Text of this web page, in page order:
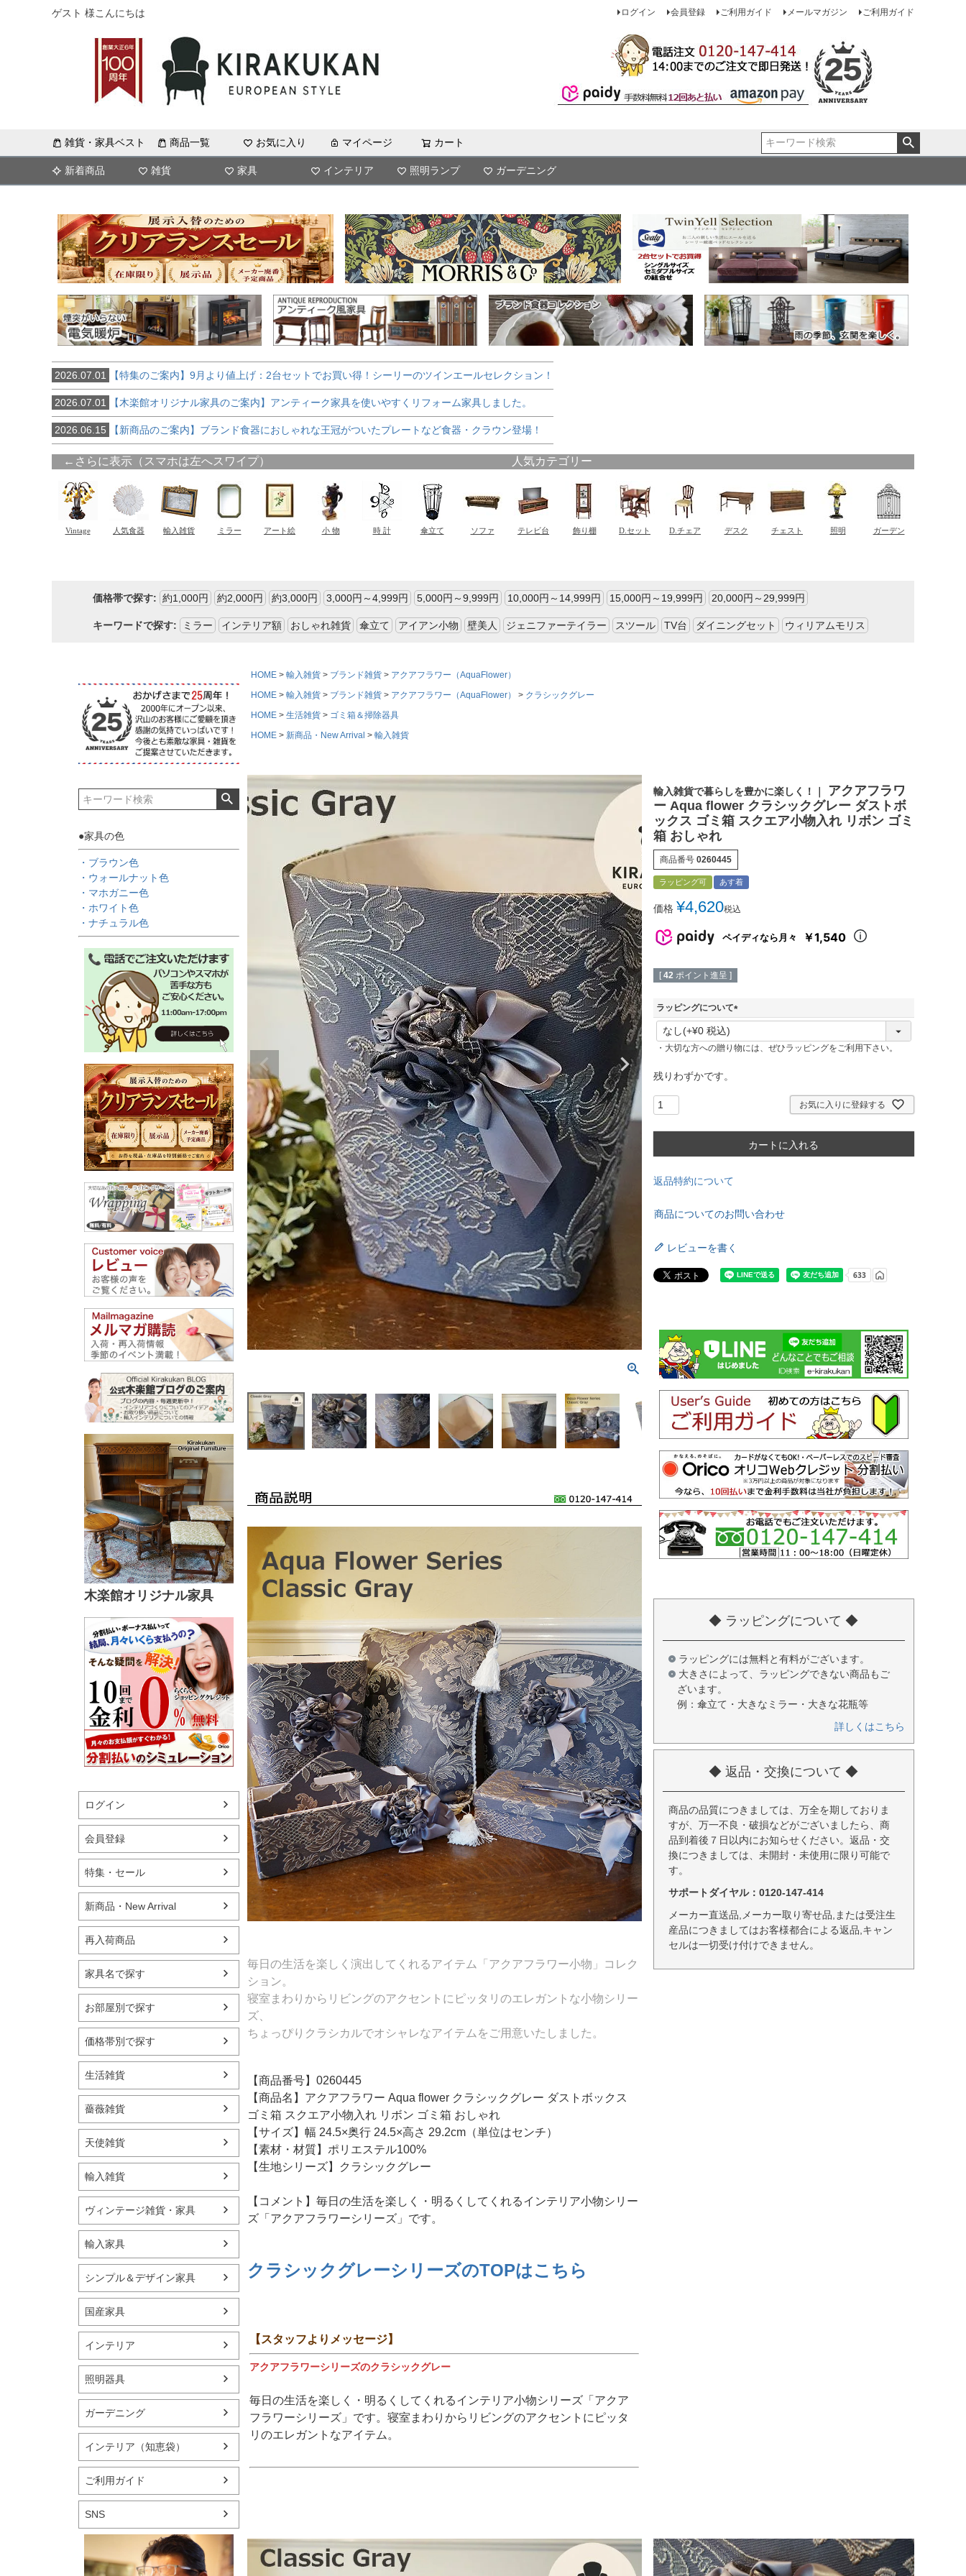
ゲスト 様こんにちは ログイン 会員登録 ご利用ガイド メールマガジン ご利用ガイド
雑貨・家具ベスト 商品一覧 お気に入り マイページ カート
新着商品 雑貨 家具 インテリア 照明ランプ ガーデニング
2026.07.01 【特集のご案内】9月より値上げ：2台セットでお買い得！シーリーのツインエールセレクション！
2026.07.01 【木楽館オリジナル家具のご案内】アンティーク家具を使いやすくリフォーム家具しました。
2026.06.15 【新商品のご案内】ブランド食器におしゃれな王冠がついたプレートなど食器・クラウン登場！
価格帯で探す: 約1,000円 約2,000円 約3,000円 3,000円～4,999円 5,000円～9,999円 10,000円～14,999円 15,000円～19,999円 20,000円～29,999円
キーワードで探す: ミラー インテリア額 おしゃれ雑貨 傘立て アイアン小物 壁美人 ジェニファーテイラー スツール TV台 ダイニングセット ウィリアムモリス
●家具の色
・ブラウン色
・ウォールナット色
・マホガニー色
・ホワイト色
・ナチュラル色
木楽館オリジナル家具
ログイン
会員登録
特集・セール
新商品・New Arrival
再入荷商品
家具名で探す
お部屋別で探す
価格帯別で探す
生活雑貨
薔薇雑貨
天使雑貨
輸入雑貨
ヴィンテージ雑貨・家具
輸入家具
シンプル＆デザイン家具
国産家具
インテリア
照明器具
ガーデニング
インテリア（知恵袋）
ご利用ガイド
SNS
HOME 輸入雑貨 ブランド雑貨
アクアフラワー（AquaFlower）
HOME
輸入雑貨 ブランド雑貨 アクアフラワー（AquaFlower）
クラシックグレー
HOME
生活雑貨
ゴミ箱＆掃除器具
HOME
新商品・New Arrival 輸入雑貨
毎日の生活を楽しく演出してくれるアイテム「アクアフラワー小物」コレク
ション。
寝室まわりからリビングのアクセントにピッタリのエレガントな小物シリー
ズ、
ちょっぴりクラシカルでオシャレなアイテムをご用意いたしました。
【商品番号】0260445
【商品名】アクアフラワー Aqua flower クラシックグレー ダストボックス
ゴミ箱 スクエア小物入れ リボン ゴミ箱 おしゃれ
【サイズ】幅 24.5×奥行 24.5×高さ 29.2cm（単位はセンチ）
【素材・材質】ポリエステル100%
【生地シリーズ】クラシックグレー
【コメント】毎日の生活を楽しく・明るくしてくれるインテリア小物シリー
ズ「アクアフラワーシリーズ」です。
クラシックグレーシリーズのTOPはこちら
【スタッフよりメッセージ】
アクアフラワーシリーズのクラシックグレー
毎日の生活を楽しく・明るくしてくれるインテリア小物シリーズ「アクア
フラワーシリーズ」です。寝室まわりからリビングのアクセントにピッタ
リのエレガントなアイテム。
輸入雑貨で暮らしを豊かに楽しく！｜
アクアフラワ
ー Aqua flower クラシックグレー ダストボ
ックス ゴミ箱 スクエア小物入れ リボン ゴミ
箱 おしゃれ
商品番号 0260445
ラッピング可 あす着
価格 ¥4,620税込
ペイディなら月々 ￥1,540
[ 42 ポイント進呈 ]
ラッピングについて
(
須
・大切な方への贈り物には、ぜひラッピングをご利用下さい。
残りわずかです。
お気に入りに登録する
カートに入れる
返品特約について
商品についてのお問い合わせ
レビューを書く
◆ ラッピングについて ◆
ラッピングには無料と有料がございます。
大きさによって、ラッピングできない商品もご
ざいます。
例：傘立て・大きなミラー・大きな花瓶等
詳しくはこちら
◆ 返品・交換について ◆
商品の品質につきましては、万全を期しておりま
すが、万一不良・破損などがございましたら、商
品到着後７日以内にお知らせください。返品・交
換につきましては、未開封・未使用に限り可能で
す。
サポートダイヤル：0120-147-414
メーカー直送品,メーカー取り寄せ品,または受注生
産品につきましてはお客様都合による返品,キャン
セルは一切受け付けできません。